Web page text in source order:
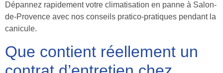
Dépannez rapidement votre climatisation en panne à Salon-
de-Provence avec nos conseils pratico-pratiques pendant la
canicule.
Que contient réellement un